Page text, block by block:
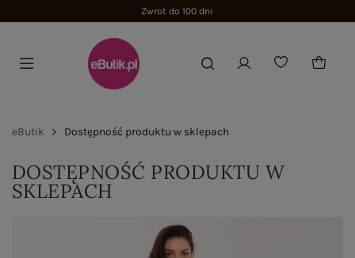
Zwrot do 100 dni
eButik Dostępność produktu w sklepach
DOSTĘPNOŚĆ PRODUKTU W
SKLEPACH